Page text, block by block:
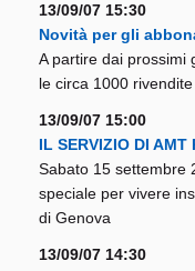
13/09/07 15:30
Novità per gli
A partire dai prossimi
le circa 1000
13/09/07 15:00
IL SERVIZIO DI AMT
Sabato 15 settembre
speciale per vivere
di Genova
13/09/07 14:30